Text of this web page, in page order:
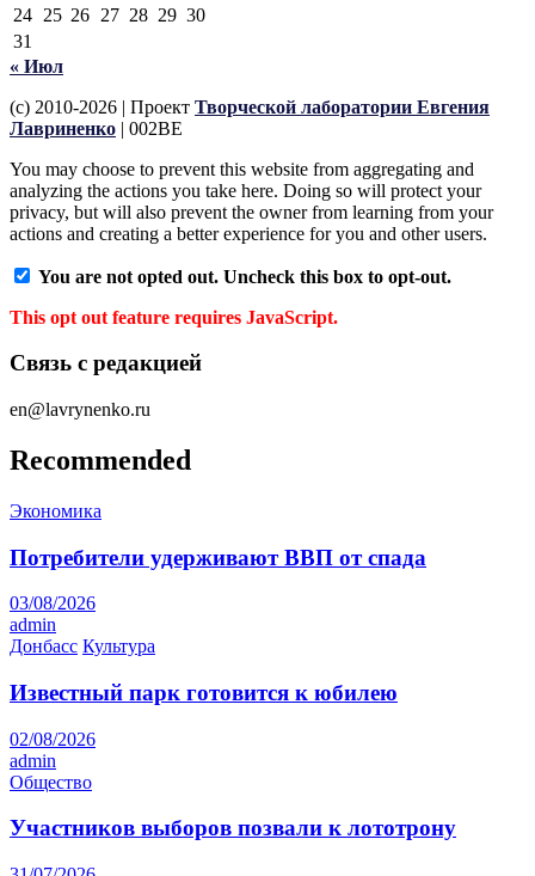
24 25 26 27 28 29 30
31
« Июл
(c) 2010-2026 | Проект Творческой лаборатории Евгения
Лавриненко | 002BE
You may choose to prevent this website from aggregating and
analyzing the actions you take here. Doing so will protect your
privacy, but will also prevent the owner from learning from your
actions and creating a better experience for you and other users.
You are not opted out. Uncheck this box to opt-out.
This opt out feature requires JavaScript.
Связь с редакцией
en@lavrynenko.ru
Recommended
Экономика
Потребители удерживают ВВП от спада
03/08/2026
admin
Донбасс Культура
Известный парк готовится к юбилею
02/08/2026
admin
Общество
Участников выборов позвали к лототрону